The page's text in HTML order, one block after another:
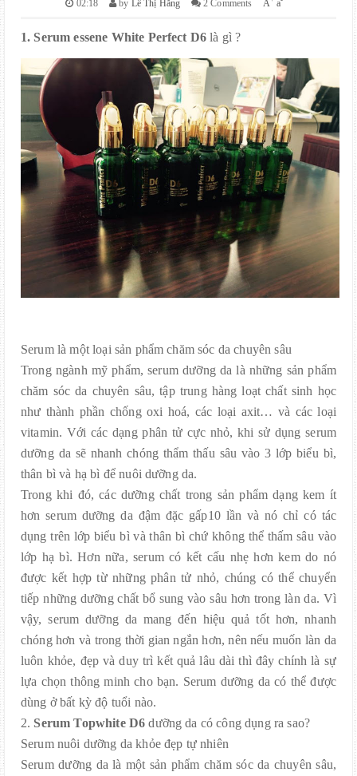
02:18 by Lê Thị Hằng 2 Comments A a
1. Serum essene White Perfect D6 là gì ?
Serum là một loại sản phẩm chăm sóc da chuyên sâu
Trong ngành mỹ phẩm, serum dưỡng da là những sản phẩm
chăm sóc da chuyên sâu, tập trung hàng loạt chất sinh học
như thành phần chống oxi hoá, các loại axit… và các loại
vitamin. Với các dạng phân tử cực nhỏ, khi sử dụng serum
dưỡng da sẽ nhanh chóng thẩm thấu sâu vào 3 lớp biểu bì,
thân bì và hạ bì để nuôi dưỡng da.
Trong khi đó, các dưỡng chất trong sản phẩm dạng kem ít
hơn serum dưỡng da đậm đặc gấp10 lần và nó chỉ có tác
dụng trên lớp biểu bì và thân bì chứ không thể thấm sâu vào
lớp hạ bì. Hơn nữa, serum có kết cấu nhẹ hơn kem do nó
được kết hợp từ những phân tử nhỏ, chúng có thể chuyển
tiếp những dưỡng chất bổ sung vào sâu hơn trong làn da. Vì
vậy, serum dưỡng da mang đến hiệu quả tốt hơn, nhanh
chóng hơn và trong thời gian ngắn hơn, nên nếu muốn làn da
luôn khỏe, đẹp và duy trì kết quả lâu dài thì đây chính là sự
lựa chọn thông minh cho bạn. Serum dưỡng da có thể được
dùng ở bất kỳ độ tuổi nào.
2. Serum Topwhite D6dưỡng da có công dụng ra sao?
Serum nuôi dưỡng da khỏe đẹp tự nhiên
Serum dưỡng da là một sản phẩm chăm sóc da chuyên sâu,